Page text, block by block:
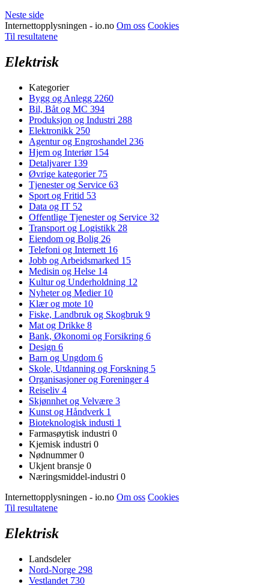
Neste side
Internettopplysningen - io.no Om oss Cookies
Til resultatene
Elektrisk
Kategorier
Bygg og Anlegg 2260
Bil, Båt og MC 394
Produksjon og Industri 288
Elektronikk 250
Agentur og Engroshandel 236
Hjem og Interiør 154
Detaljvarer 139
Øvrige kategorier 75
Tjenester og Service 63
Sport og Fritid 53
Data og IT 52
Offentlige Tjenester og Service 32
Transport og Logistikk 28
Eiendom og Bolig 26
Telefoni og Internett 16
Jobb og Arbeidsmarked 15
Medisin og Helse 14
Kultur og Underholdning 12
Nyheter og Medier 10
Klær og mote 10
Fiske, Landbruk og Skogbruk 9
Mat og Drikke 8
Bank, Økonomi og Forsikring 6
Design 6
Barn og Ungdom 6
Skole, Utdanning og Forskning 5
Organisasjoner og Foreninger4
Reiseliv 4
Skjønnhet og Velvære 3
Kunst og Håndverk 1
Bioteknologisk industi 1
Farmasøytisk industri 0
Kjemisk industri 0
Nødnummer0
Ukjent bransje 0
Næringsmiddel-industri 0
Internettopplysningen - io.no Om oss Cookies
Til resultatene
Elektrisk
Landsdeler
Nord-Norge 298
Vestlandet 730